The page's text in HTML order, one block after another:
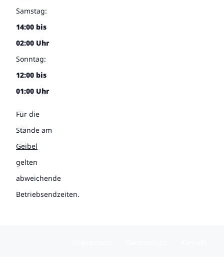
Samstag:
14:00 bis
02:00 Uhr
Sonntag:
12:00 bis
01:00 Uhr
Für die
Stände am
Geibel
gelten
abweichende
Betriebsendzeiten.